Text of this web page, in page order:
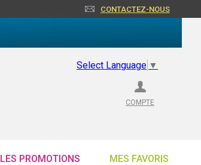
CONTACTEZ-NOUS
Select Language ▼
COMPTE
LES PROMOTIONS MES FAVORIS